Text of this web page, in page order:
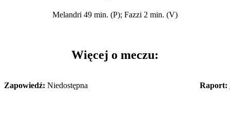
Melandri 49 min. (P); Fazzi 2 min. (V)
Więcej o meczu:
Zapowiedź: Niedostępna Raport: